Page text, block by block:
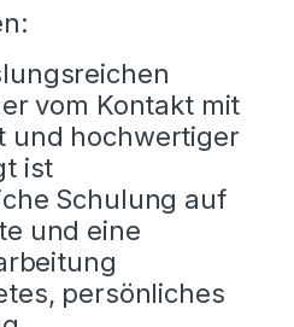
vom Kontakt mit
und hochwertiger
ist
Schulung auf
und eine
persönliches